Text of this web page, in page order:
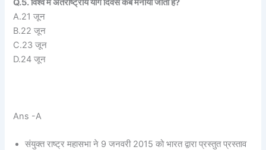
Q.5. विश्व में अंतर्राष्ट्रीय योग दिवस कब मनाया जाता है?
A.21 जून
B.22 जून
C.23 जून
D.24 जून
Ans -A
संयुक्त राष्ट्र महासभा ने 9 जनवरी 2015 को भारत द्वारा प्रस्तुत प्रस्ताव